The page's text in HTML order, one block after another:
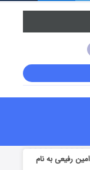
امین رفیعی به نام